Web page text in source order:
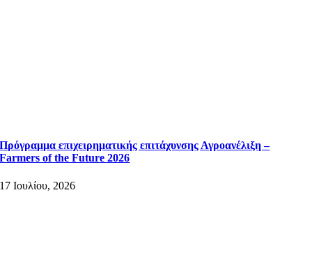
Πρόγραμμα επιχειρηματικής επιτάχυνσης Αγροανέλιξη –
Farmers of the Future 2026
17 Ιουλίου, 2026